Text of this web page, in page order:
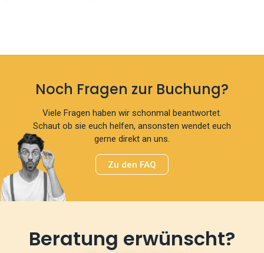
Noch Fragen zur Buchung?
Viele Fragen haben wir schonmal beantwortet.
Schaut ob sie euch helfen, ansonsten wendet euch
gerne direkt an uns.
Zu den FAQ
Beratung erwünscht?